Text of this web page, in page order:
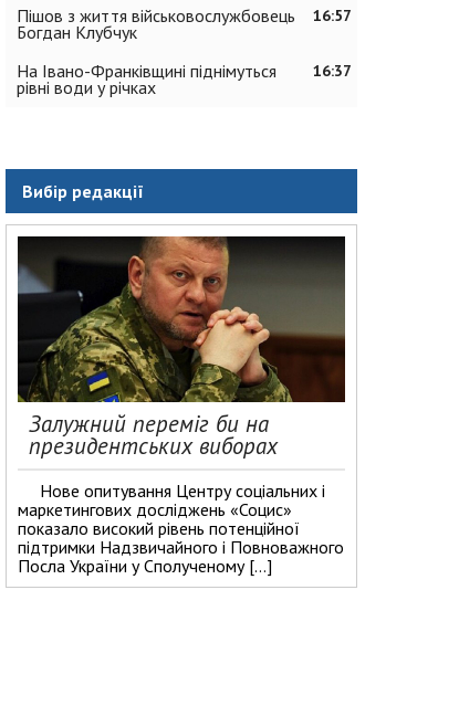
16:57
Пішов з життя військовослужбовець
Богдан Клубчук
16:37
На Івано-Франківщині піднімуться
рівні води у річках
Вибір редакції
Залужний переміг би на
президентських виборах
Нове опитування Центру соціальних і
маркетингових досліджень «Социс»
показало високий рівень потенційної
підтримки Надзвичайного і Повноважного
Посла України у Сполученому […]